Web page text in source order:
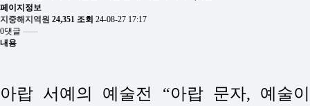
페이지정보
지중해지역원 24,351 조회 24-08-27 17:17
0댓글
내용
아랍 서예의 예술전 “아랍 문자, 예술이